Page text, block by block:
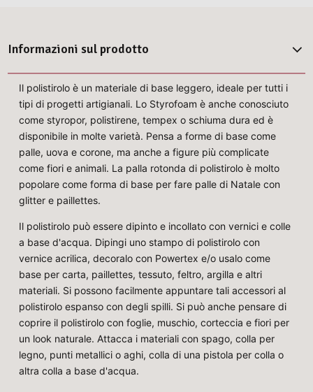
Informazioni sul prodotto
Il polistirolo è un materiale di base leggero, ideale per tutti i
tipi di progetti artigianali. Lo Styrofoam è anche conosciuto
come styropor, polistirene, tempex o schiuma dura ed è
disponibile in molte varietà. Pensa a forme di base come
palle, uova e corone, ma anche a figure più complicate
come fiori e animali. La palla rotonda di polistirolo è molto
popolare come forma di base per fare palle di Natale con
glitter e paillettes.
Il polistirolo può essere dipinto e incollato con vernici e colle
a base d'acqua. Dipingi uno stampo di polistirolo con
vernice acrilica, decoralo con Powertex e/o usalo come
base per carta, paillettes, tessuto, feltro, argilla e altri
materiali. Si possono facilmente appuntare tali accessori al
polistirolo espanso con degli spilli. Si può anche pensare di
coprire il polistirolo con foglie, muschio, corteccia e fiori per
un look naturale. Attacca i materiali con spago, colla per
legno, punti metallici o aghi, colla di una pistola per colla o
altra colla a base d'acqua.